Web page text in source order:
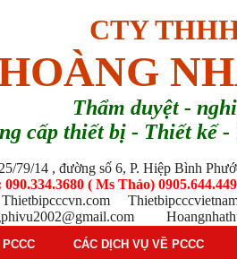
CTY
Thẩm duyệt -
cấp thiết bị - Thiết kế
79/14 , đường số 6, P. Hiệp Bình
( Ms Thảo)
Thietbipcccvn.com
CÁC DỊCH VỤ VỀ PCCC